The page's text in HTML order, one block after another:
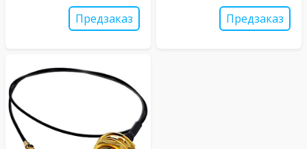
Предзаказ Предзаказ